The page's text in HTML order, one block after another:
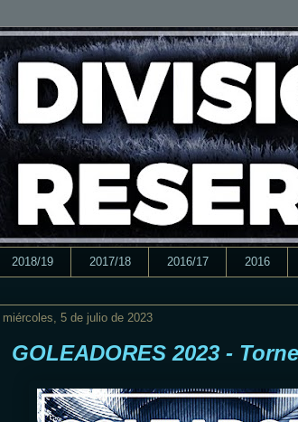
2018/19 2017/18 2016/17 2016
miércoles, 5 de julio de 2023
GOLEADORES 2023 -